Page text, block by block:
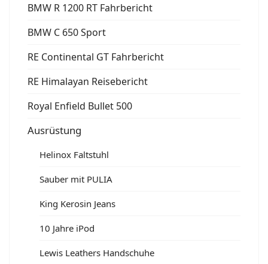
BMW R 1200 RT Fahrbericht
BMW C 650 Sport
RE Continental GT Fahrbericht
RE Himalayan Reisebericht
Royal Enfield Bullet 500
Ausrüstung
Helinox Faltstuhl
Sauber mit PULIA
King Kerosin Jeans
10 Jahre iPod
Lewis Leathers Handschuhe